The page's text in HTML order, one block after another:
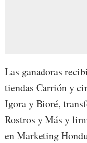
Las ganadoras
tiendas Carrión y
Igora y Bioré,
Rostros y Más y
en Marketing